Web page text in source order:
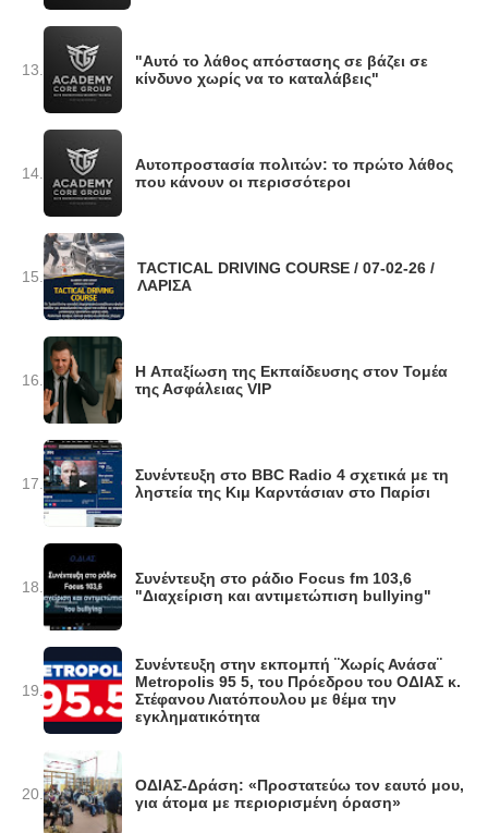
13.
"Αυτό το λάθος απόστασης σε βάζει σε
κίνδυνο χωρίς να το καταλάβεις"
14.
Αυτοπροστασία πολιτών: το πρώτο λάθος
που κάνουν οι περισσότεροι
15.
TACTICAL DRIVING COURSE / 07-02-26 /
ΛΑΡΙΣΑ
16.
H Απαξίωση της Εκπαίδευσης στον Τομέα
της Ασφάλειας VIP
17.
Συνέντευξη στο BBC Radio 4 σχετικά με τη
ληστεία της Κιμ Καρντάσιαν στο Παρίσι
18.
Συνέντευξη στο ράδιο Focus fm 103,6
"Διαχείριση και αντιμετώπιση bullying"
19.
Συνέντευξη στην εκπομπή ¨Χωρίς Ανάσα¨
Metropolis 95 5, του Πρόεδρου του ΟΔΙΑΣ κ.
Στέφανου Λιατόπουλου με θέμα την
εγκληματικότητα
20.
ΟΔΙΑΣ-Δράση: «Προστατεύω τον εαυτό μου,
για άτομα με περιορισμένη όραση»